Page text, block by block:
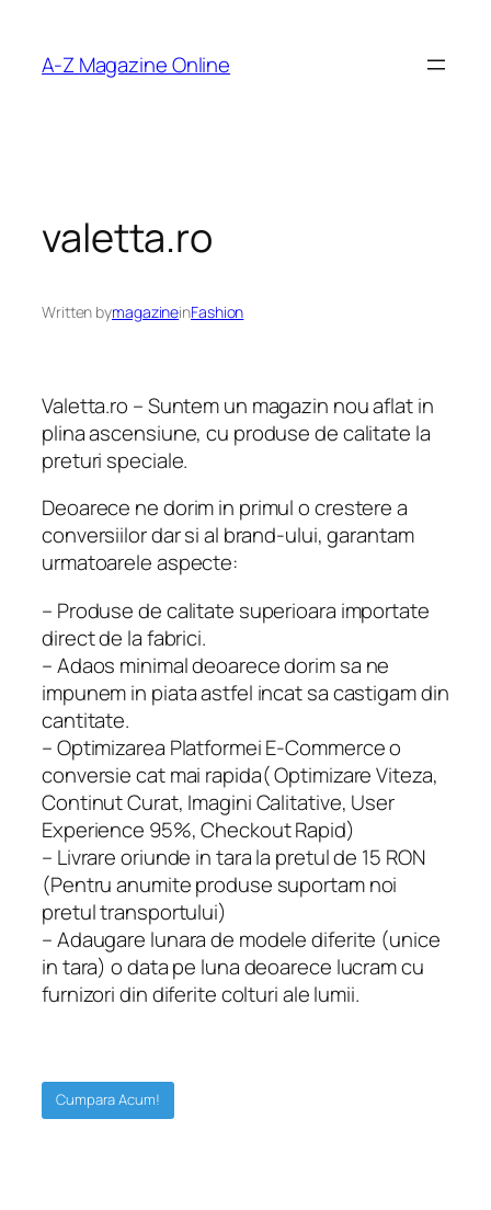
content
A-Z Magazine Online
valetta.ro
Written bymagazineinFashion
Valetta.ro – Suntem un magazin nou aflat in
plina ascensiune, cu produse de calitate la
preturi speciale.
Deoarece ne dorim in primul o crestere a
conversiilor dar si al brand-ului, garantam
urmatoarele aspecte:
– Produse de calitate superioara importate
direct de la fabrici.
– Adaos minimal deoarece dorim sa ne
impunem in piata astfel incat sa castigam din
cantitate.
– Optimizarea Platformei E-Commerce o
conversie cat mai rapida( Optimizare Viteza,
Continut Curat, Imagini Calitative, User
Experience 95%, Checkout Rapid)
– Livrare oriunde in tara la pretul de 15 RON
(Pentru anumite produse suportam noi
pretul transportului)
– Adaugare lunara de modele diferite (unice
in tara) o data pe luna deoarece lucram cu
furnizori din diferite colturi ale lumii.
Cumpara Acum!